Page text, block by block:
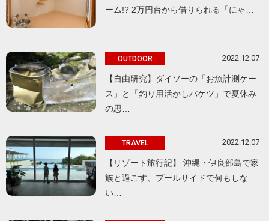
ーム!? 2万円台から借りられる「にゃ…
OUTDOOR 2022.12.07
【自由研究】ダイソーの「お魚計測ケー
ス」と「釣り用活かしバケツ」で夏休み
の思…
TRAVEL 2022.12.07
【リゾート旅行記】 沖縄・伊良部島で家
族と過ごす、プールサイドで何もしな
い…